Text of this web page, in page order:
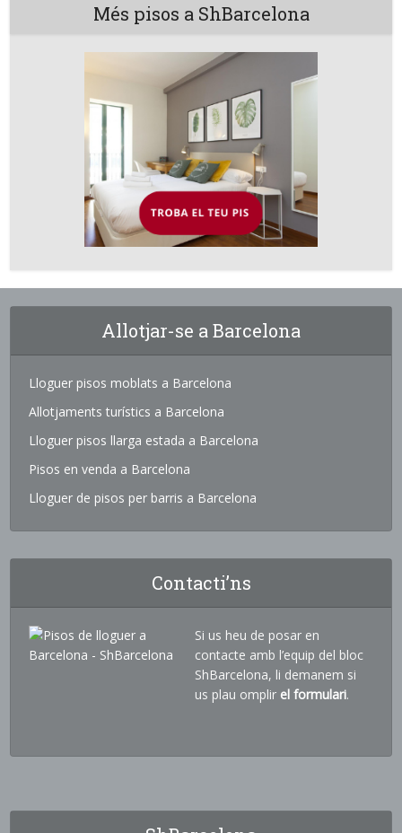
Més pisos a ShBarcelona
Allotjar-se a Barcelona
Lloguer pisos moblats a Barcelona
Allotjaments turístics a Barcelona
Lloguer pisos llarga estada a Barcelona
Pisos en venda a Barcelona
Lloguer de pisos per barris a Barcelona
Contacti’ns
Si us heu de posar en
contacte amb l’equip del bloc
ShBarcelona, li demanem si
us plau omplir el formulari.